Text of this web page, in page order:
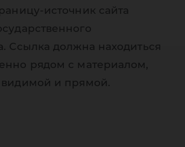
источник сайта
Ссылка должна находиться
рядом с материалом,
и прямой.